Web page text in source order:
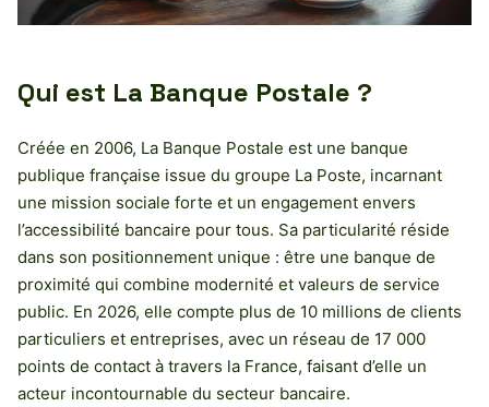
Qui est La Banque Postale ?
Créée en 2006, La Banque Postale est une banque
publique française issue du groupe La Poste, incarnant
une mission sociale forte et un engagement envers
l’accessibilité bancaire pour tous. Sa particularité réside
dans son positionnement unique : être une banque de
proximité qui combine modernité et valeurs de service
public. En 2026, elle compte plus de 10 millions de clients
particuliers et entreprises, avec un réseau de 17 000
points de contact à travers la France, faisant d’elle un
acteur incontournable du secteur bancaire.